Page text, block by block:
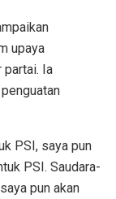
upaya
partai. Ia
PSI, saya pun
PSI. Saudara-
pun akan